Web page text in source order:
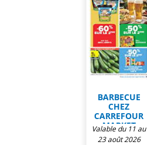
BARBECUE
CHEZ
CARREFOUR
MARKET
Valable du 11 au
23 août 2026